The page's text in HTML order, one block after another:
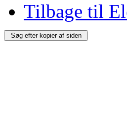
Tilbage til